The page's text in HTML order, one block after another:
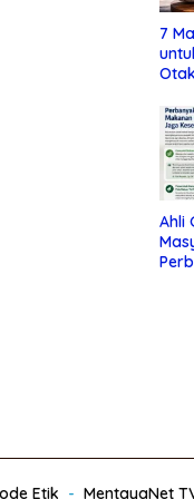
7
Ahli
Etik MentayaNet